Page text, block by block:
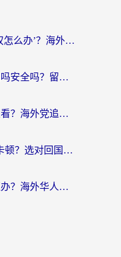
‘蜻蜓所在地区暂时无版权怎么办’？海外党看国内内容、办国内事的实用指南
搜狐视频会员在国外能用吗安全吗？留学生亲测有效的回国观影解决方案
相思蛊国外地区限制怎么看？海外党追剧听歌的终极解决方案
海外党看国外电视app总卡顿？选对回国加速器，追剧购物两不误
马来西亚怎么打不开鄂汇办？海外华人必备的回国加速指南，解决追剧、办事、阅读难题